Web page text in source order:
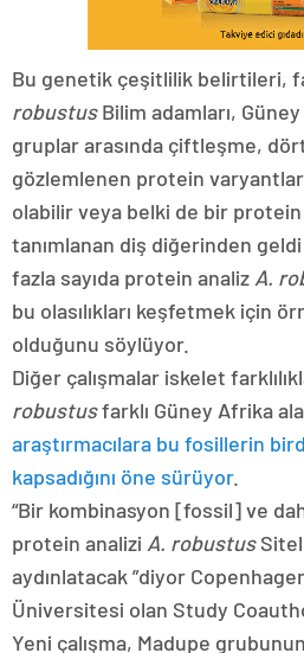
Bu genetik çeşitlilik belirtileri,
robustusBilim adamları, Güney
gruplar arasında çiftleşme,
gözlemlenen protein
olabilir veya belki de bir protein
tanımlanan diş diğerinden geldi
fazla sayıda protein analiz A.
bu olasılıkları keşfetmek için
olduğunu söylüyor.
Diğer çalışmalar iskelet
robustusfarklı Güney Afrika
araştırmacılara bu fosillerin
kapsadığını öne sürüyor.
“Bir kombinasyon [fossil] ve
protein analizi A. robustus
aydınlatacak ”diyor
Üniversitesi olan Study
Yeni çalışma, Madupe